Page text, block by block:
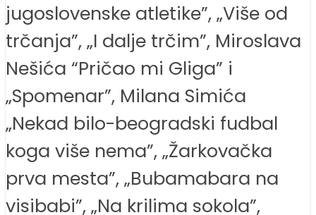
jugoslovenske atletike”, „Više od
trčanja”, „I dalje trčim”, Miroslava
Nešića “Pričao mi Gliga” i
„Spomenar”, Milana Simića
„Nekad bilo-beogradski fudbal
koga više nema”, „Žarkovačka
prva mesta”, „Bubamabara na
visibabi”, „Na krilima sokola”,